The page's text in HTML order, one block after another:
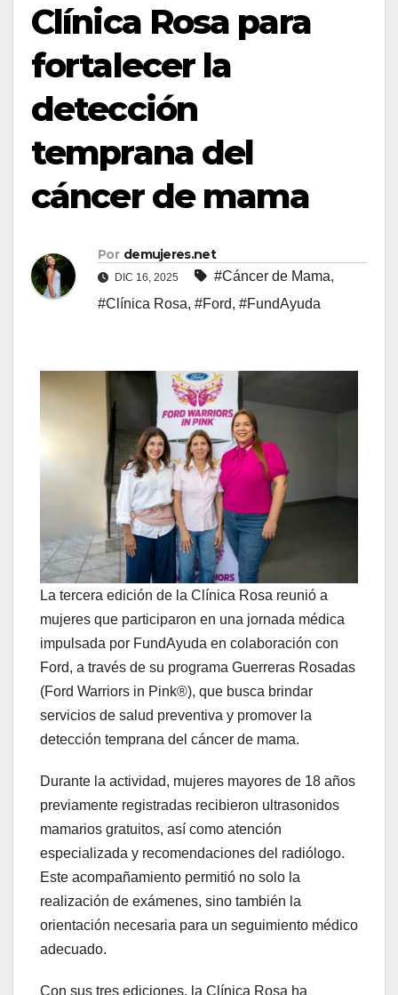
Clínica Rosa para
fortalecer la
detección
temprana del
cáncer de mama
Por demujeres.net
DIC 16, 2025 #Cáncer de Mama,
#Clínica Rosa, #Ford, #FundAyuda
La tercera edición de la Clínica Rosa reunió a
mujeres que participaron en una jornada médica
impulsada por FundAyuda en colaboración con
Ford, a través de su programa Guerreras Rosadas
(Ford Warriors in Pink®), que busca brindar
servicios de salud preventiva y promover la
detección temprana del cáncer de mama.
Durante la actividad, mujeres mayores de 18 años
previamente registradas recibieron ultrasonidos
mamarios gratuitos, así como atención
especializada y recomendaciones del radiólogo.
Este acompañamiento permitió no solo la
realización de exámenes, sino también la
orientación necesaria para un seguimiento médico
adecuado.
Con sus tres ediciones, la Clínica Rosa ha